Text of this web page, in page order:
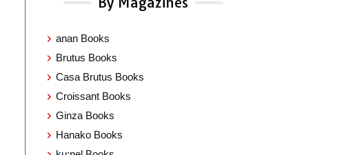
anan Books
Brutus Books
Casa Brutus Books
Croissant Books
Ginza Books
Hanako Books